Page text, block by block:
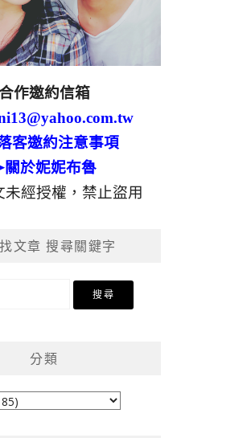
作邀約信箱
客邀約注意事項
於妮妮布魯
未經授權，禁止盜用
文章 搜尋關鍵字
分類